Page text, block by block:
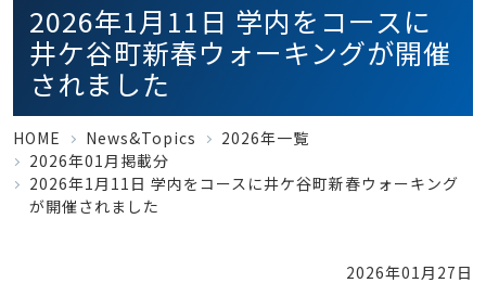
2026年1月11日 学内をコースに
井ケ谷町新春ウォーキングが開催
されました
HOME News&Topics
2026年一覧
2026年01月掲載分
2026年1月11日 学内をコースに井ケ谷町新春ウォーキング
が開催されました
2026年01月27日